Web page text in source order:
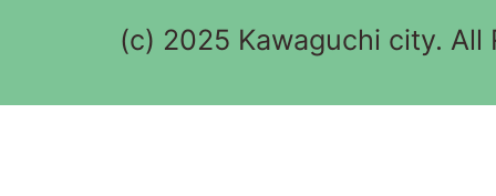
(c) 2025 Kawaguchi city. All